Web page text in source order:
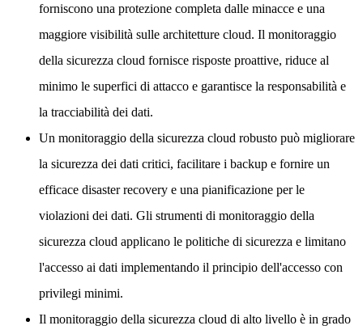
forniscono una protezione completa dalle minacce e una
maggiore visibilità sulle architetture cloud. Il monitoraggio
della sicurezza cloud fornisce risposte proattive, riduce al
minimo le superfici di attacco e garantisce la responsabilità e
la tracciabilità dei dati.
Un monitoraggio della sicurezza cloud robusto può migliorare
la sicurezza dei dati critici, facilitare i backup e fornire un
efficace disaster recovery e una pianificazione per le
violazioni dei dati. Gli strumenti di monitoraggio della
sicurezza cloud applicano le politiche di sicurezza e limitano
l'accesso ai dati implementando il principio dell'accesso con
privilegi minimi.
Il monitoraggio della sicurezza cloud di alto livello è in grado